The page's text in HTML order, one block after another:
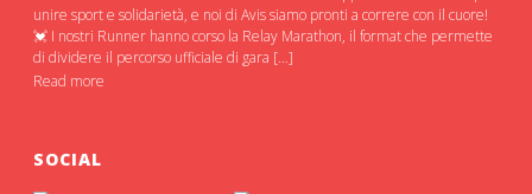
unire sport e solidarietà, e noi di Avis siamo pronti a correre con il cuore!
💓 I nostri Runner hanno corso la Relay Marathon, il format che permette
di dividere il percorso ufficiale di gara […]
Read more
SOCIAL